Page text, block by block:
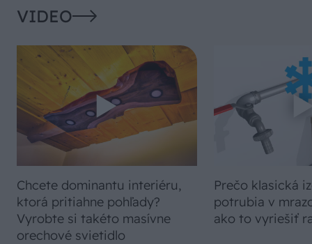
VIDEO
Chcete dominantu interiéru,
ktorá pritiahne pohľady?
Vyrobte si takéto masívne
orechové svietidlo
Prečo klasická
potrubia v
ako to vyriešiť